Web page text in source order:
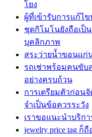
โยง
ผู้ที่เข้ารับการแก้ไ
ชุดกิโมโนยังถือเป็
บุคลิกภาพ
สระว่ายน้ำขอนแก่
รถเช่าพร้อมคนขับ
อย่างครบถ้วน
การเตรียมตัวก่อน
จำเป็นข้อควรระวัง
เราขอแนะนำบริก
jewelry price tag